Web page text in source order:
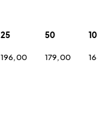
25 50
196,00 179,00